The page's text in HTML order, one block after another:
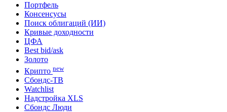
Портфель
Консенсусы
Поиск облигаций (ИИ)
Кривые доходности
ЦФА
Best bid/ask
Золото
Крипто new
Сбондс-ТВ
Watchlist
Надстройка XLS
Сбондс Люди